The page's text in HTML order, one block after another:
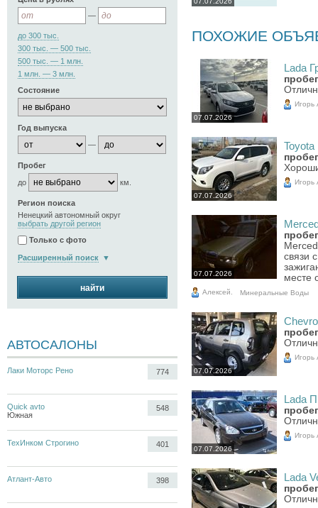
—
до 300 тыс.
300 тыс. — 500 тыс.
500 тыс. — 1 млн.
1 млн. — 3 млн.
Состояние
Год выпуска
—
Пробег
до
км.
Регион поиска
Ненецкий автономный округ
выбрать другой регион
Только с фото
Расширенный поиск
найти
АВТОСАЛОНЫ
Лаки Моторс Рено 774
Quick avto
Южная
548
ТехИнком Строгино 401
Атлант-Авто 398
ПОХОЖИЕ
07.07.2026
Lada
Игорь
07.07.2026
Toyota
Игорь
07.07.2026
связи
месте
Алексей. Минеральные Воды
07.07.2026
Игорь
07.07.2026
Lada
Игорь
Lada